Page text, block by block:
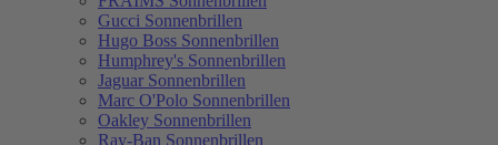
Gucci Sonnenbrillen
Hugo Boss Sonnenbrillen
Humphrey's Sonnenbrillen
Jaguar Sonnenbrillen
Marc O'Polo Sonnenbrillen
Oakley Sonnenbrillen
Ray-Ban Sonnenbrillen